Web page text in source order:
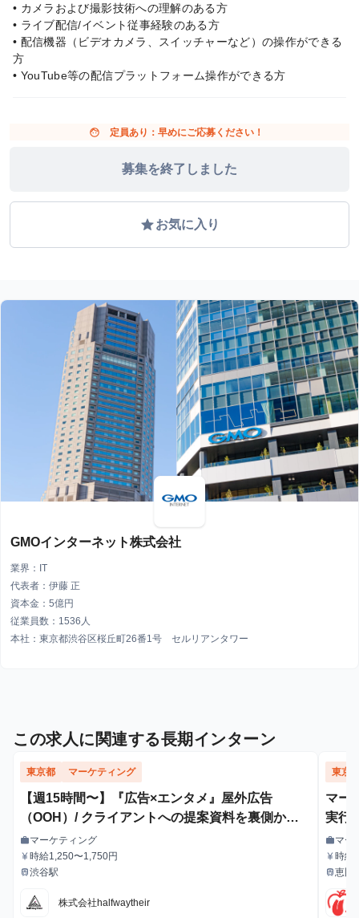
• カメラおよび撮影技術への理解のある方
• ライブ配信/イベント従事経験のある方
• 配信機器（ビデオカメラ、スイッチャーなど）の操作ができる
方
• YouTube等の配信プラットフォーム操作ができる方
face 定員あり：早めにご応募ください！
募集を終了しました
gradeお気に入り
GMOインターネット株式会社
業界：IT
代表者：伊藤 正
資本金：5億円
従業員数：1536人
本社：東京都渋谷区桜丘町26番1号 セルリアンタワー
この求人に関連する長期インターン
東京都 マーケティング
【週15時間〜】『広告×エンタメ』屋外広告
（OOH）/ クライアントへの提案資料を裏側から
支えるインターン！
職種
workマーケティング
給与
currency_yen時給1,250〜1,750円
最寄駅
train渋谷駅
株式会社halfwaytheir
東京
マー
実行
職種
workマー
給与
currency_yen時給
最寄駅
train恵比